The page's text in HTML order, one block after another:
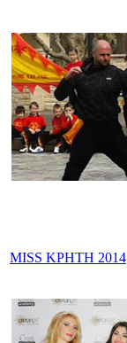
MISS ΚΡΗΤΗ 2014